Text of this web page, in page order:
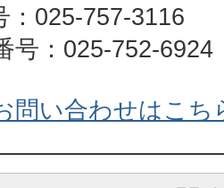
：025-757-3116
号：025-752-6924
問い合わせはこち